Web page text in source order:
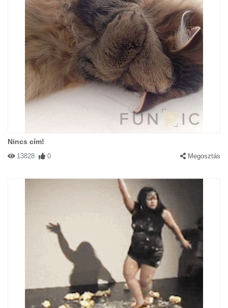
Nincs cím!
13828 0 Megosztás